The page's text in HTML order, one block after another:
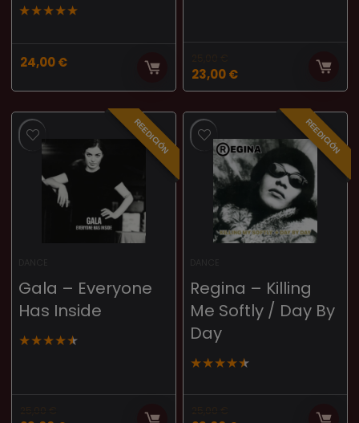
★★★★★
24,00€ 25,00 €
23,00€
REEDICIÓN
Gala – Everyone
Has Inside
★★★★★
25,00 €
REEDICIÓN
Regina – Killing
Me Softly / Day By
Day
★★★★★
25,00 €